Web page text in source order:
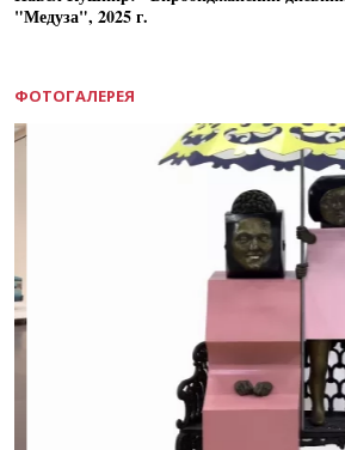
"Медуза", 2025 г.
ФОТОГАЛЕРЕЯ